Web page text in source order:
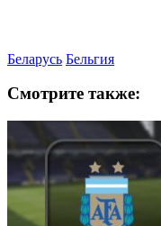
Беларусь Бельгия
Смотрите также: